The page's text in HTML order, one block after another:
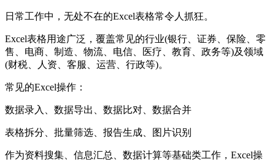
日常工作中，无处不在的Excel表格常令人抓狂。
Excel表格用途广泛，覆盖常见的行业(银行、证券、保险、零
售、电商、制造、物流、电信、医疗、教育、政务等)及领域
(财税、人资、客服、运营、行政等)。
常见的Excel操作：
数据录入、数据导出、数据比对、数据合并
表格拆分、批量筛选、报告生成、图片识别
作为资料搜集、信息汇总、数据计算等基础类工作，Excel操